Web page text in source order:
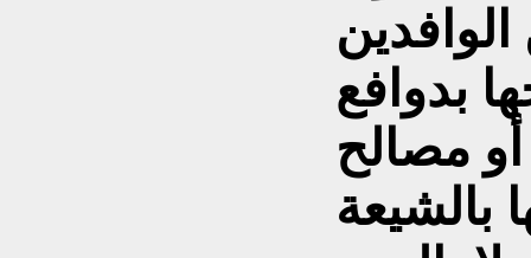
بدوافع
مصالح
بالشيعة